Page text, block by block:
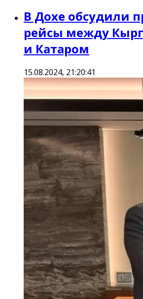
В Дохе обсудили
рейсы между
и Катаром
15.08.2024, 21:20:41